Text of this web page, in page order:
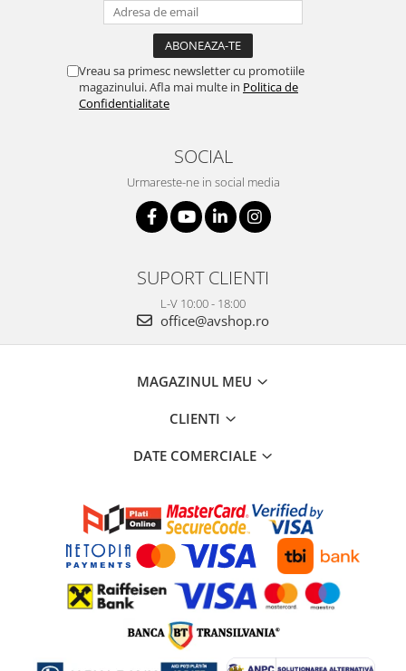
Vreau sa primesc newsletter cu promotiile
magazinului. Afla mai multe in Politica de
Confidentialitate
SOCIAL
Urmareste-ne in social media
SUPORT CLIENTI
L-V 10:00 - 18:00
office@avshop.ro
MAGAZINUL MEU
CLIENTI
DATE COMERCIALE